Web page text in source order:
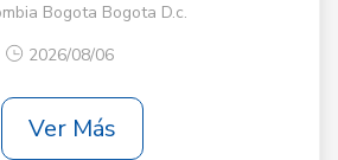
Bogota Bogota D.c.
2026/08/06
Ver Más